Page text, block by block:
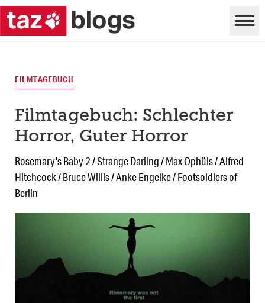
FILMTAGEBUCH
Filmtagebuch: Schlechter
Horror, Guter Horror
Rosemary's Baby 2 / Strange Darling / Max Ophüls / Alfred
Hitchcock / Bruce Willis / Anke Engelke / Footsoldiers of
Berlin